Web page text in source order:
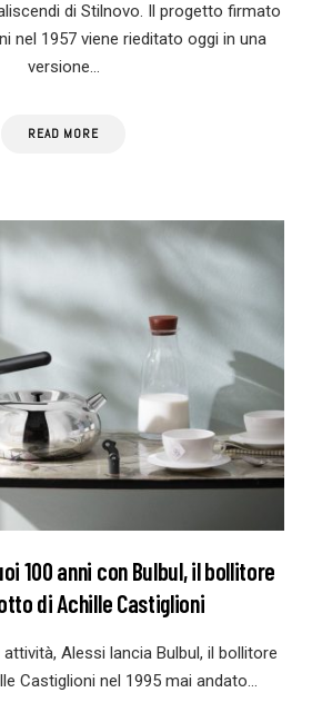
di Stilnovo. Il progetto firmato
nel 1957 viene rieditato oggi in una
versione…
READ MORE
100 anni con Bulbul, il bollitore
di Achille Castiglioni
Alessi lancia Bulbul, il bollitore
Castiglioni nel 1995 mai andato…